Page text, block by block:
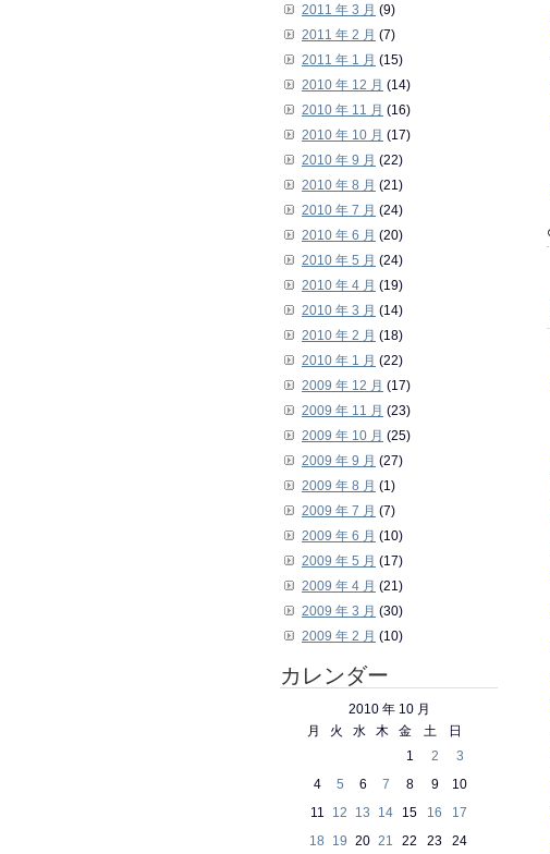
2011 年 3 月 (9)
2011 年 2 月 (7)
2011 年 1 月 (15)
2010 年 12 月 (14)
2010 年 11 月 (16)
2010 年 10 月 (17)
2010 年 9 月 (22)
2010 年 8 月 (21)
2010 年 7 月 (24)
2010 年 6 月 (20)
2010 年 5 月 (24)
2010 年 4 月 (19)
2010 年 3 月 (14)
2010 年 2 月 (18)
2010 年 1 月 (22)
2009 年 12 月 (17)
2009 年 11 月 (23)
2009 年 10 月 (25)
2009 年 9 月 (27)
2009 年 8 月 (1)
2009 年 7 月 (7)
2009 年 6 月 (10)
2009 年 5 月 (17)
2009 年 4 月 (21)
2009 年 3 月 (30)
2009 年 2 月 (10)
カレンダー
2010 年 10 月
月
火 水 木 金 土 日
1 2
3
4
5 6 7 8 9
10
11
12 13 14 15 16
17
18
19 20 21 22 23
24